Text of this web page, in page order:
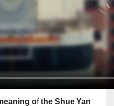
of the Shue Yan